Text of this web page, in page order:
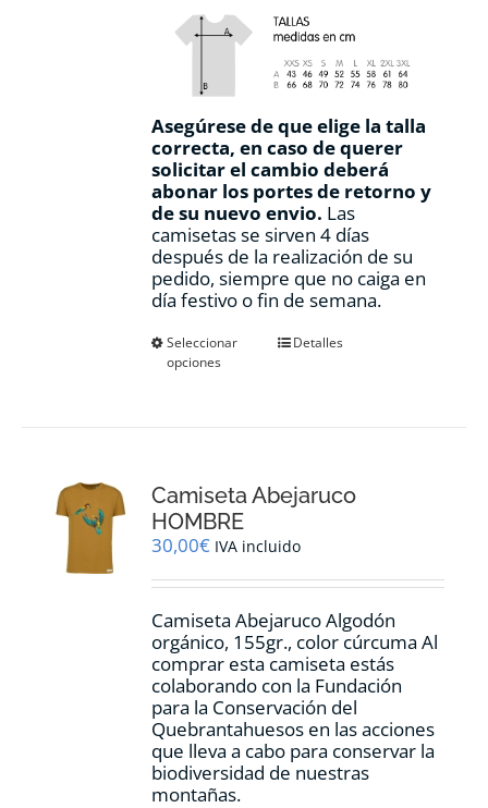
Asegúrese de que elige la talla
correcta, en caso de querer
solicitar el cambio deberá
abonar los portes de retorno y
de su nuevo envio. Las
camisetas se sirven 4 días
después de la realización de su
pedido, siempre que no caiga en
día festivo o fin de semana.
Seleccionar
opciones
Este
se
elegir
la
de
producto
Detalles
Camiseta Abejaruco
HOMBRE
30,00€ IVA incluido
Camiseta Abejaruco Algodón
orgánico, 155gr., color cúrcuma Al
comprar esta camiseta estás
colaborando con la Fundación
para la Conservación del
Quebrantahuesos en las acciones
que lleva a cabo para conservar la
biodiversidad de nuestras
montañas.